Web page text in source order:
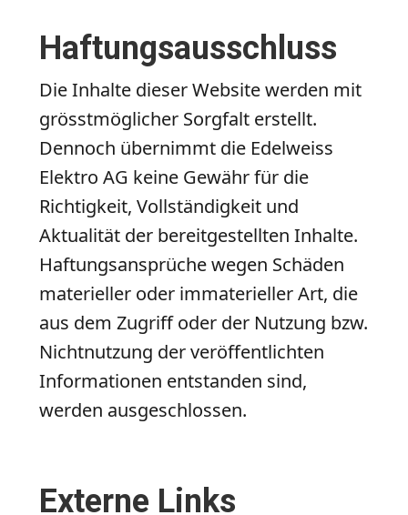
Haftungsausschluss
Die Inhalte dieser Website werden mit
grösstmöglicher Sorgfalt erstellt.
Dennoch übernimmt die Edelweiss
Elektro AG keine Gewähr für die
Richtigkeit, Vollständigkeit und
Aktualität der bereitgestellten Inhalte.
Haftungsansprüche wegen Schäden
materieller oder immaterieller Art, die
aus dem Zugriff oder der Nutzung bzw.
Nichtnutzung der veröffentlichten
Informationen entstanden sind,
werden ausgeschlossen.
Externe Links